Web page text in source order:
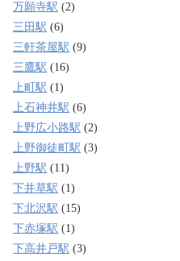
万願寺駅 (2)
三田駅 (6)
三軒茶屋駅 (9)
三鷹駅 (16)
上町駅 (1)
上石神井駅 (6)
上野広小路駅 (2)
上野御徒町駅 (3)
上野駅 (11)
下井草駅 (1)
下北沢駅 (15)
下赤塚駅 (1)
下高井戸駅 (3)